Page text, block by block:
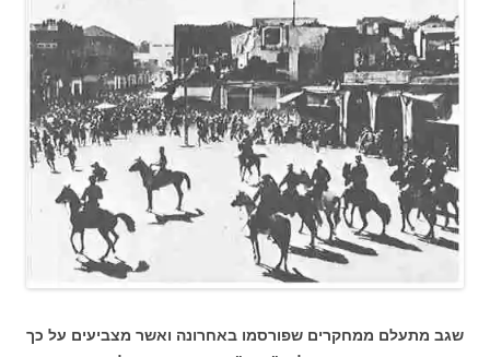
שגב מתעלם ממחקרים שפורסמו באחרונה ואשר מצביעים על כך